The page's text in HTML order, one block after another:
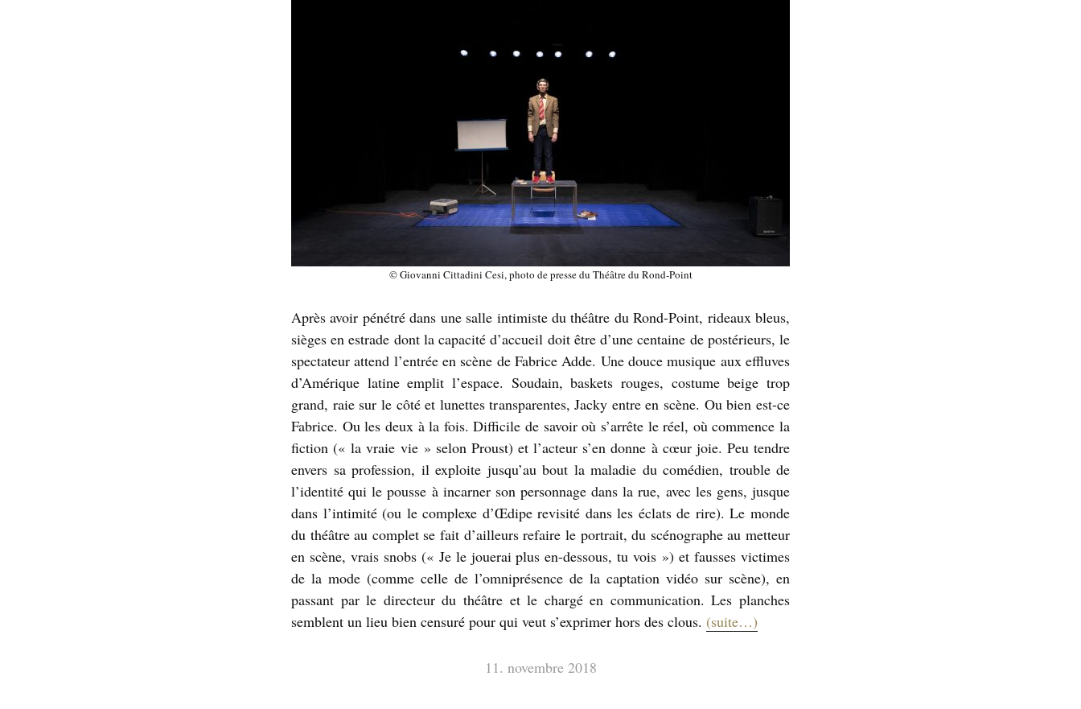
© Giovanni Cittadini Cesi, photo de presse du Théâtre du Rond-Point
Après avoir pénétré dans une salle intimiste du théâtre du Rond-Point, rideaux bleus,
sièges en estrade dont la capacité d’accueil doit être d’une centaine de postérieurs, le
spectateur attend l’entrée en scène de Fabrice Adde. Une douce musique aux effluves
d’Amérique latine emplit l’espace. Soudain, baskets rouges, costume beige trop
grand, raie sur le côté et lunettes transparentes, Jacky entre en scène. Ou bien est-ce
Fabrice. Ou les deux à la fois. Difficile de savoir où s’arrête le réel, où commence la
fiction (« la vraie vie » selon Proust) et l’acteur s’en donne à cœur joie. Peu tendre
envers sa profession, il exploite jusqu’au bout la maladie du comédien, trouble de
l’identité qui le pousse à incarner son personnage dans la rue, avec les gens, jusque
dans l’intimité (ou le complexe d’Œdipe revisité dans les éclats de rire). Le monde
du théâtre au complet se fait d’ailleurs refaire le portrait, du scénographe au metteur
en scène, vrais snobs (« Je le jouerai plus en-dessous, tu vois ») et fausses victimes
de la mode (comme celle de l’omniprésence de la captation vidéo sur scène), en
passant par le directeur du théâtre et le chargé en communication. Les planches
semblent un lieu bien censuré pour qui veut s’exprimer hors des clous. (suite…)
11. novembre 2018